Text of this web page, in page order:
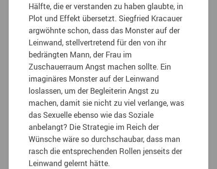
Hälfte, die er verstanden zu haben glaubte, in
Plot und Effekt übersetzt. Siegfried Kracauer
argwöhnte schon, dass das Monster auf der
Leinwand, stellvertretend für den von ihr
bedrängten Mann, der Frau im
Zuschauerraum Angst machen sollte. Ein
imaginäres Monster auf der Leinwand
loslassen, um der Begleiterin Angst zu
machen, damit sie nicht zu viel verlange, was
das Sexuelle ebenso wie das Soziale
anbelangt? Die Strategie im Reich der
Wünsche wäre so durchschaubar, dass man
rasch die entsprechenden Rollen jenseits der
Leinwand gelernt hätte.